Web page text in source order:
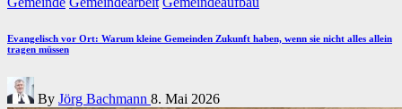
Evangelisch vor Ort: Warum kleine Gemeinden Zukunft haben, wenn sie nicht alles allein
tragen müssen
Posted
by
By Jörg Bachmann 8. Mai 2026